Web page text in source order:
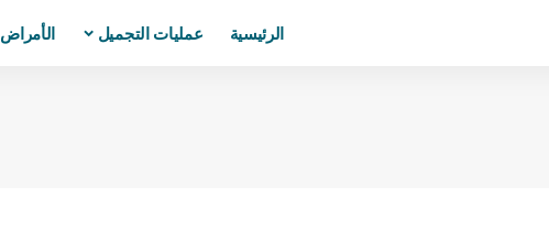
الرئيسية عمليات التجميل الأمراض